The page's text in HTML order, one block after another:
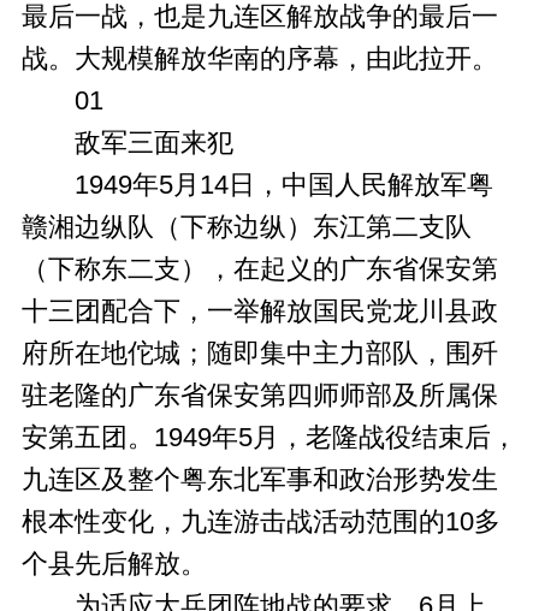
最后一战，也是九连区解放战争的最后一
战。大规模解放华南的序幕，由此拉开。
01
敌军三面来犯
1949年5月14日，中国人民解放军粤
赣湘边纵队（下称边纵）东江第二支队
（下称东二支），在起义的广东省保安第
十三团配合下，一举解放国民党龙川县政
府所在地佗城；随即集中主力部队，围歼
驻老隆的广东省保安第四师师部及所属保
安第五团。1949年5月，老隆战役结束后，
九连区及整个粤东北军事和政治形势发生
根本性变化，九连游击战活动范围的10多
个县先后解放。